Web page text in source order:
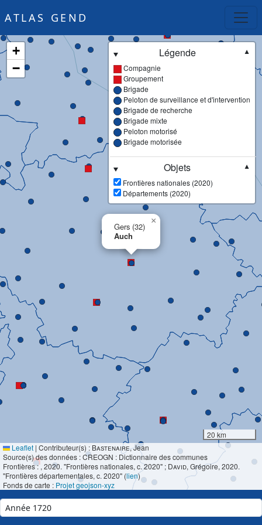
ATLAS GEND
Gers (32)
Auch
×
+
−
Légende
▼
Compagnie
Groupement
Brigade
Peloton de surveillance et d'intervention
Brigade de recherche
Brigade mixte
Peloton motorisé
Brigade motorisée
Objets
▼
Frontières nationales (2020)
Départements (2020)
20 km
Leaflet | Contributeur(s) : Bastenaire, Jean
Source(s) des données : CREOGN : Dictionnaire des communes
Frontières :, 2020. "Frontières nationales, c. 2020" ; David, Grégoire, 2020.
"Frontières départementales, c. 2020" (lien)
Fonds de carte : Projet geojson-xyz